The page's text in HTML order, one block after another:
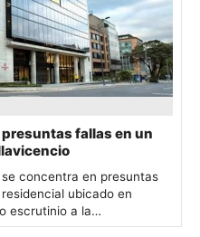
presuntas fallas en un
concentra en presuntas
ubicado en
escrutinio a la…